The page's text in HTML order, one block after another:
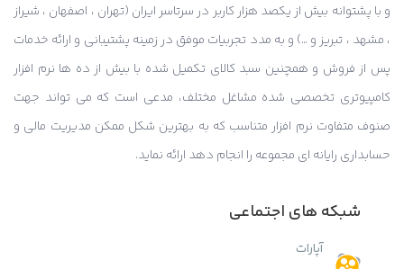
و با پشتوانه بیش از یکصد هزار کاربر در سرتاسر ایران (تهران ، اصفهان ، شیراز
، مشهد ، تبریز و …) و به مدد تجربیات موفق در زمینه پشتیبانی و ارائه خدمات
پس از فروش و همچنین سبد کالای تکمیل شده با بیش از ده ها نرم افزار
کامپیوتری تخصصی شده مشاغل مختلف، مدعی است که می تواند جهت
صنوف متفاوت نرم افزار متناسب که به بهترین شکل ممکن مدیریت مالی و
حسابداری رایانه ای مجموعه را انجام دهد ارائه نماید.
شبکه های اجتماعی
آپارات